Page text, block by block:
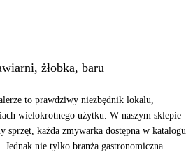
żłobka, baru
to prawdziwy niezbędnik lokalu,
wielokrotnego użytku. W naszym sklepie
każda zmywarka dostępna w katalogu
Jednak nie tylko branża gastronomiczna